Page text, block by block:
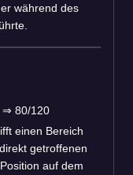
während des
⇒ 80/120
einen Bereich
getroffenen
auf dem